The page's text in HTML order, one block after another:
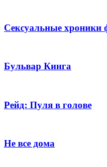
Сексуальные хроники
Бульвар Кинга
Рейд: Пуля в голове
Не все дома